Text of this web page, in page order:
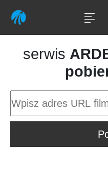
serwis